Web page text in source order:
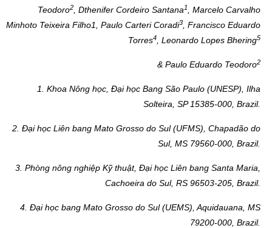
Teodoro2 Dthenifer Cordeiro Santana1
Marcelo Carvalho
Minhoto Teixeira Filho1, Paulo Carteri Coradi3
, Francisco Eduardo
Torres4 , Leonardo Lopes Bhering5
& Paulo Eduardo Teodoro2
1. Khoa Nông học, Đại học Bang São Paulo (UNESP), Ilha
Solteira, SP 15385-000, Brazil.
2.Đại học Liên bang Mato Grosso do Sul (UFMS), Chapadão do
Sul, MS 79560-000, Brazil.
3 . Phòngnông nghiệp Kỹ thuật, Đại học Liên bang Santa Maria,
Cachoeira do Sul, RS 96503-205, Brazil.
4.Đại học bang Mato Grosso do Sul (UEMS), Aquidauana, MS
79200-000, Brazil.